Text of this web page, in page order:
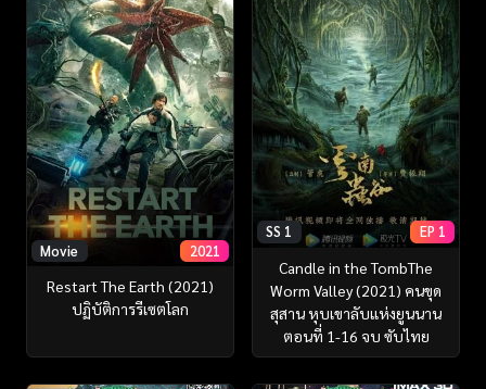
Movie 2021
Restart The Earth (2021)
ปฏิบัติการรีเซตโลก
SS 1 EP 1
Candle in the TombThe
Worm Valley (2021) คนขุด
สุสาน หุบเขาลับแห่งยูนนาน
ตอนที่ 1-16 จบ ซับไทย